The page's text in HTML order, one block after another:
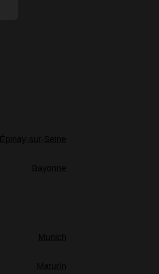
Épinay-sur-Seine
Bayonne
Munich
Maturín